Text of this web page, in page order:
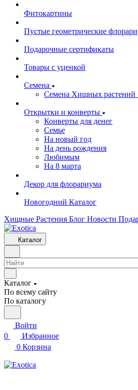
Фитокартины
Пустые геометрические
Подарочные сертификаты
Товары с уценкой
Семена
Семена Хищных растений
Открытки и конверты
Конверты для денег
Семье
На новый год
На день рождения
Любимым
На 8 марта
Декор для флорариума
Новогодний Каталог
Хищные Растения Блог Новости
Каталог
Каталог
По всему сайту
По каталогу
Войти
0
Избранное
0 Корзина